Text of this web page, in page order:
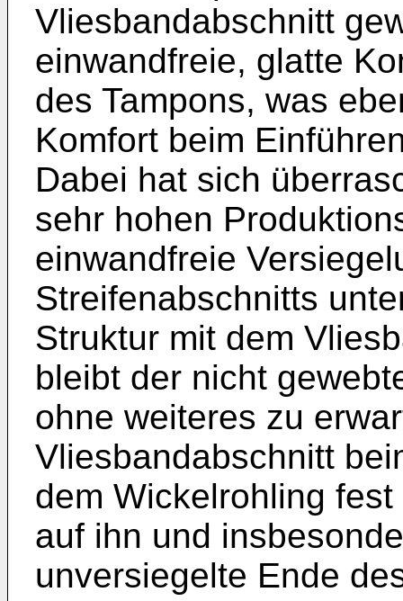
Vliesbandabschnitt
einwandfreie, glatte
des Tampons, was
Komfort beim
Dabei hat sich
sehr hohen
einwandfreie
Streifenabschnitts
Struktur mit dem
bleibt der nicht
ohne weiteres zu
Vliesbandabschnitt
dem Wickelrohling
auf ihn und
unversiegelte Ende